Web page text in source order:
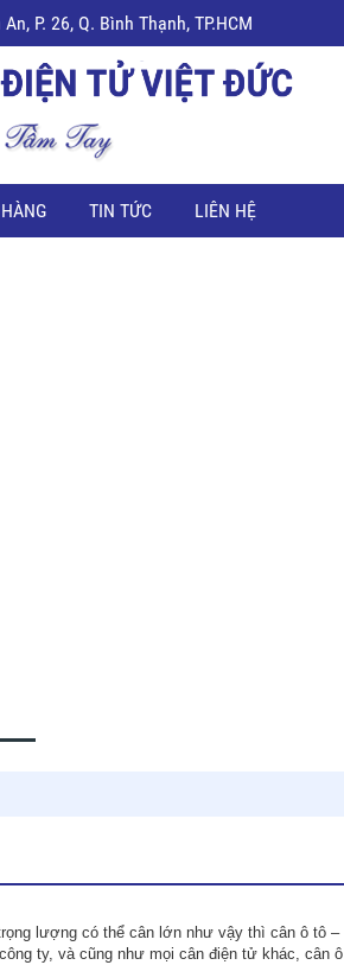
P. 26, Q. Bình Thạnh, TP.HCM
TIN TỨC LIÊN HỆ
lượng có thể cân lớn như vậy thì cân ô tô –
ty, và cũng như mọi cân điện tử khác, cân ô